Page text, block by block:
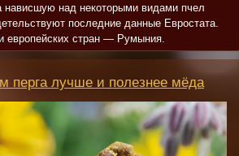
нависшую над некоторыми видами пчел
последние данные Евростата.
европейских стран — Румыния.
перга лучше и полезнее мёда